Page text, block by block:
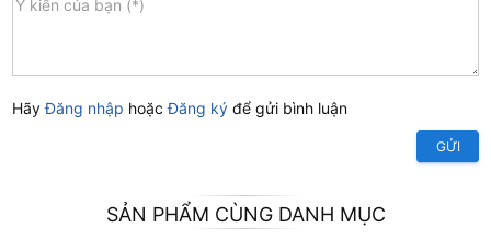
HãyĐăng nhập hoặcĐăng ký để gửi bình luận
GỬI
SẢN PHẨM CÙNG DANH MỤC